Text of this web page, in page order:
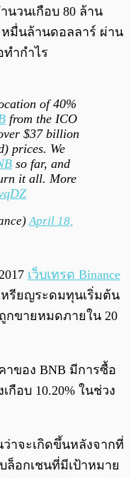
นวนเกือบ 80 ล้าน
หมื่นล้านดอลลาร์ ผ่าน
ทำกำไร
of 40%
from the ICO
$37 billion
prices. We
so far, and
it all. More
April 18,
เว็บเทรด Binance
หรียญระดมทุนเริ่มต้น
กขายหมดภายใน 20
าของ BNB มีการซื้อ
กือบ 10.20% ในช่วง
ว่าจะเกิดขึ้นหลังจากที่
ล็อกเชนที่มีเป้าหมาย